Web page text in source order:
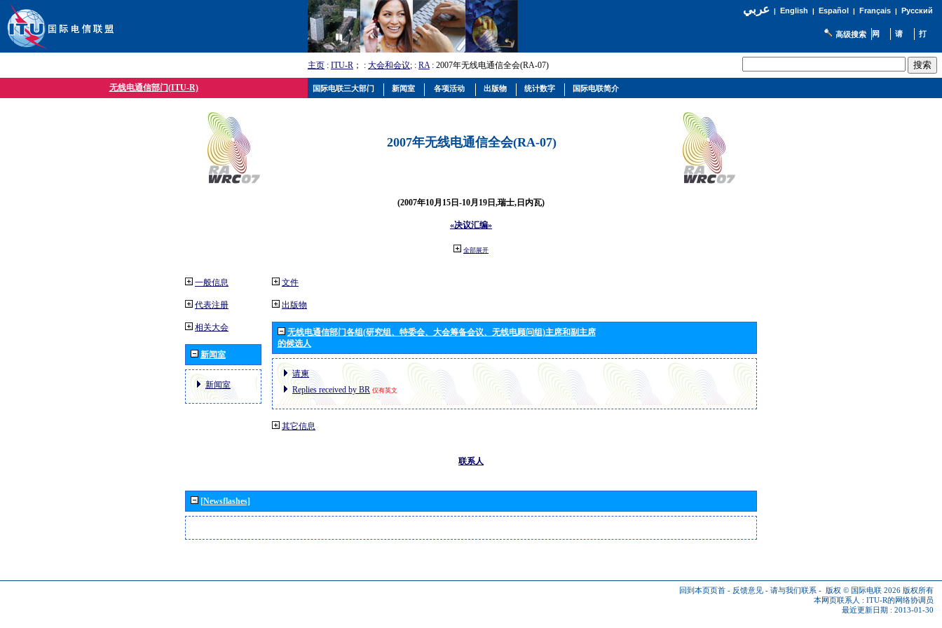
عربي| English | Español | Français| Русский
高级搜索
主页 : ITU-R ； : 大会和会议; : RA: 2007年无线电通信全会(RA-07)
无线电通信部门(ITU-R)
2007年无线电通信全会(RA-07)
(2007年10月15日-10月19日,瑞士,日内瓦)
«决议汇编»
全部展开
一般信息
代表注册
相关大会
新闻室
新闻室
文件
出版物
无线电通信部门各组(研究组、特委会、大会筹备会议、无线电顾问组)主席和副主席
的候选人
请柬
Replies received by BR 仅有英文
其它信息
联系人
[Newsflashes]
回到本页页首 - 反馈意见 - 请与我们联系 - 版权 © 国际电联 2026 版权所有
本网页联系人 : ITU-R的网络协调员
最近更新日期 : 2013-01-30
国际电联三大部门 新闻室 各项活动 出版物 统计数字 国际电联简介